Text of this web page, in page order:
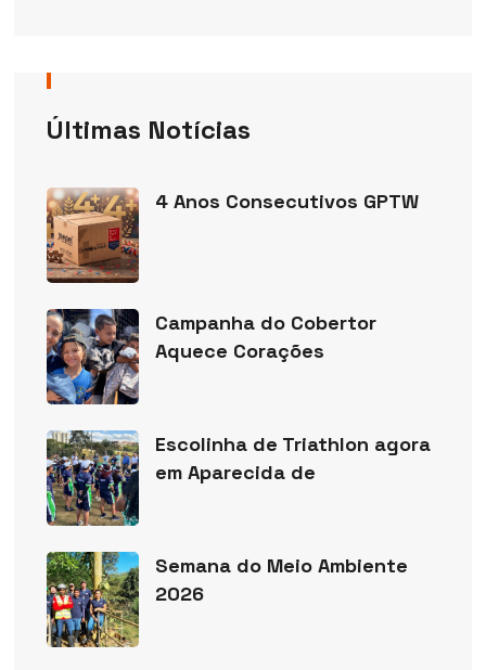
Últimas Notícias
4 Anos Consecutivos GPTW
Campanha do Cobertor
Aquece Corações
Escolinha de Triathlon agora
em Aparecida de
Semana do Meio Ambiente
2026